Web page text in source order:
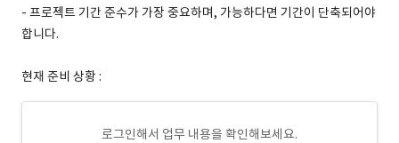
- 프로젝트 기간 준수가 가장 중요하며, 가능하다면 기간이 단축되어야
합니다.
현재 준비 상황 :
로그인해서 업무 내용을 확인해보세요.